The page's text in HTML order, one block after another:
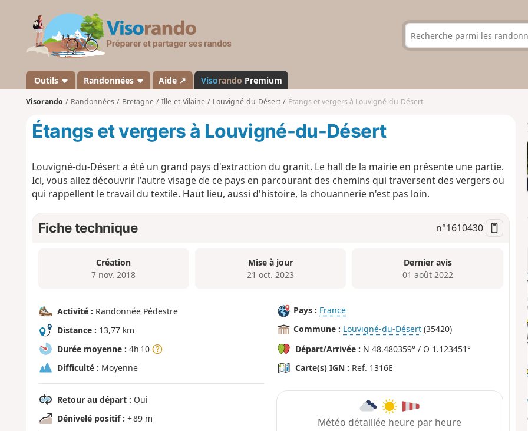
s
a
n
d
Outils Randonnées Aide ↗ Visorando Premium
Visorando Randonnées Bretagne Ille-et-Vilaine Louvigné-du-Désert Étangs et vergers à Louvigné-du-Désert
Étangs et vergers à Louvigné-du-Désert
Louvigné-du-Désert a été un grand pays d'extraction du granit. Le hall de la mairie en présente une partie.
Ici, vous allez découvrir l'autre visage de ce pays en parcourant des chemins qui traversent des vergers ou
qui rappellent le travail du textile. Haut lieu, aussi d'histoire, la chouannerie n'est pas loin.
Fiche technique n°1610430
Création
7 nov. 2018
Mise à jour
21 oct. 2023
Dernier avis
01 août 2022
Activité : Randonnée Pédestre
Distance : 13,77 km
Durée moyenne : 4h 10
Difficulté : Moyenne
Retour au départ : Oui
Dénivelé positif : + 89 m
Pays : France
Commune : Louvigné-du-Désert (35420)
Départ/Arrivée : N 48.480359° / O 1.123451°
Carte(s) IGN : Ref. 1316E
Météo détaillée heure par heure